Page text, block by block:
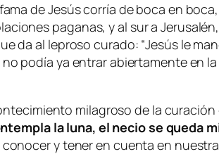
de Jesús corría de boca en
paganas, y al sur a
da al leproso curado: “Jesús le
podía ya entrar abiertamente en
milagroso de la
la luna, el necio se queda
y tener en cuenta en